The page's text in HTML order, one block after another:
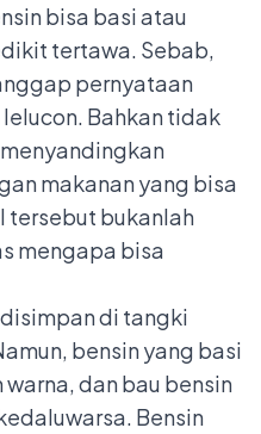
bisa basi atau
tertawa. Sebab,
pernyataan
Bahkan tidak
makanan yang bisa
tersebut bukanlah
mengapa bisa
di tangki
bensin yang basi
dan bau bensin
Bensin